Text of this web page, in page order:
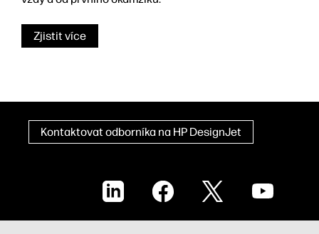
Zjistit více
Kontaktovat odborníka na HP DesignJet
LinkedIn Facebook X YouTube